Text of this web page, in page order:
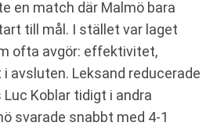
en match där Malmö bara
till mål. I stället var laget
ofta avgör: effektivitet,
avsluten. Leksand reducerade
Koblar tidigt i andra
svarade snabbt med 4-1